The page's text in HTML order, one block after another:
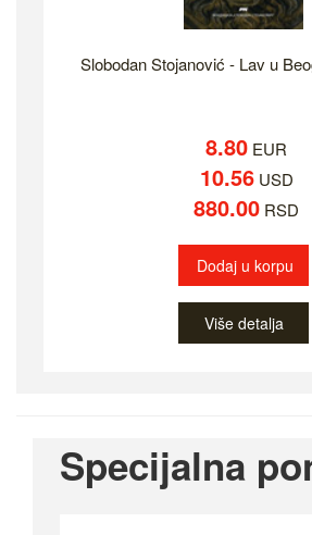
Slobodan Stojanović - Lav u
8.80 EUR
10.56USD
880.00 RSD
Dodaj u korpu
Više detalja
Specijalna